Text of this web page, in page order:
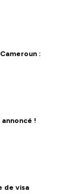
:
!
de visa